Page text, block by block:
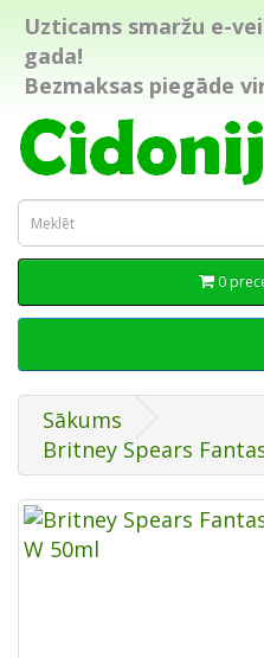
Uzticams smaržu e-
gada!
Bezmaksas piegāde
0
Sākums
Britney Spears